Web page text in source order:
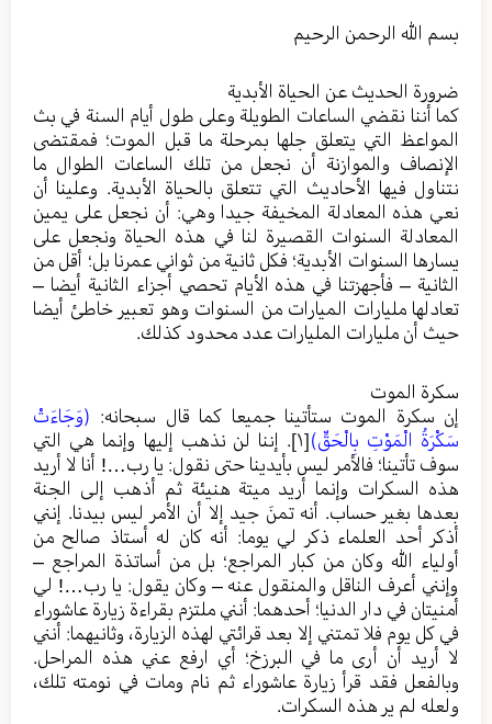
بسم الله الرحمن الرحيم
ضرورة الحديث عن الحياة الأبدية
كما أننا نقضي الساعات الطويلة وعلى طول أيام السنة في بث
المواعظ التي يتعلق جلها بمرحلة ما قبل الموت؛ فمقتضى
الإنصاف والموازنة أن نجعل من تلك الساعات الطوال ما
نتناول فيها الأحاديث التي تتعلق بالحياة الأبدية. وعلينا أن
نعي هذه المعادلة المخيفة جيدا وهي: أن نجعل على يمين
المعادلة السنوات القصيرة لنا في هذه الحياة ونجعل على
يسارها السنوات الأبدية؛ فكل ثانية من ثواني عمرنا بل؛ أقل من
الثانية – فأجهزتنا في هذه الأيام تحصي أجزاء الثانية أيضا –
تعادلها مليارات الميارات من السنوات وهو تعبير خاطئ أيضا
حيث أن مليارات المليارات عدد محدود كذلك.
سكرة الموت
إن سكرة الموت ستأتينا جميعا كما قال سبحانه: (وَجَاءَتْ
سَكْرَةُ الْمَوْتِ بِالْحَقِّ)[١]
. إننا لن نذهب إليها وإنما هي التي
سوف تأتينا؛ فالأمر ليس بأيدينا حتى نقول: يا رب…! أنا لا أريد
هذه السكرات وإنما أريد ميتة هنيئة ثم أذهب إلى الجنة
بعدها بغير حساب. أنه تمنَ جيد إلا أن الأمر ليس بيدنا. إنني
أذكر أحد العلماء ذكر لي يوما: أنه كان له أستاذ صالح من
أولياء الله وكان من كبار المراجع؛ بل من أساتذة المراجع –
وإنني أعرف الناقل والمنقول عنه – وكان يقول: يا رب…! لي
أمنيتان في دار الدنيا؛ أحدهما: أنني ملتزم بقراءة زيارة عاشوراء
في كل يوم فلا تمتني إلا بعد قرائتي لهذه الزيارة، وثانيهما: أنني
لا أريد أن أرى ما في البرزخ؛ أي ارفع عني هذه المراحل.
وبالفعل فقد قرأ زيارة عاشوراء ثم نام ومات في نومته تلك،
ولعله لم ير هذه السكرات.